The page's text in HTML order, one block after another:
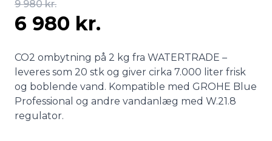
9 980 kr.
6 980 kr.
CO2 ombytning på 2 kg fra WATERTRADE –
leveres som 20 stk og giver cirka 7.000 liter frisk
og boblende vand. Kompatible med GROHE Blue
Professional og andre vandanlæg med W.21.8
regulator.